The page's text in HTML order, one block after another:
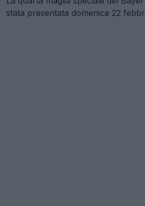
stata presentata domenica 22